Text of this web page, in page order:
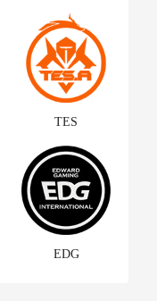
TES
EDG